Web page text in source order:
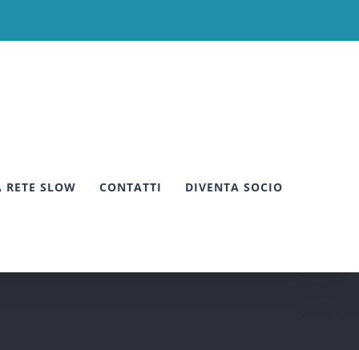
RETE SLOW CONTATTI DIVENTA SOCIO